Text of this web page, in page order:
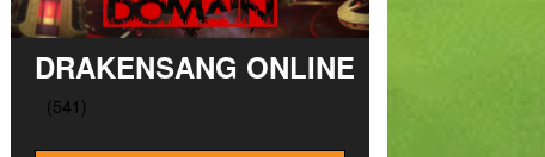
DRAKENSANG ONLINE